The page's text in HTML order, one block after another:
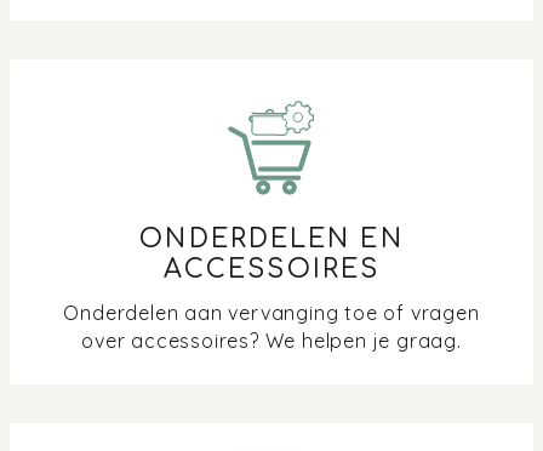
ONDERDELEN EN
ACCESSOIRES
Onderdelen aan vervanging toe of vragen
over accessoires? We helpen je graag.